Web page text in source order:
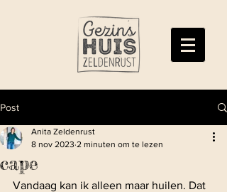
Post
cape
Anita Zeldenrust
8 nov 2023 2 minuten om te lezen
Vandaag kan ik alleen maar huilen. Dat